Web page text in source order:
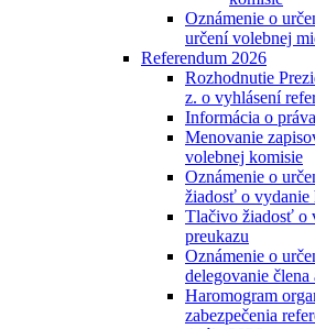
Oznámenie o
určení volebnej
Referendum 2026
Rozhodnutie
z. o vyhlásení
Informácia o
Menovanie
volebnej komisie
Oznámenie o
žiadosť o vydanie
Tlačivo žiadosť o
preukazu
Oznámenie o
delegovanie člena
Haromogram
zabezpečenia